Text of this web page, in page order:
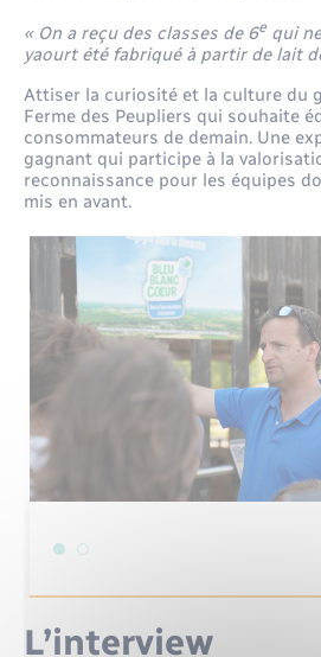
« On a reçu des classes de 6e qui
yaourt été fabriqué à partir de lait
Attiser la curiosité et la culture du
Ferme des Peupliers qui souhaite
consommateurs de demain. Une
gagnant qui participe à la
reconnaissance pour les équipes
mis en avant.
L’interview